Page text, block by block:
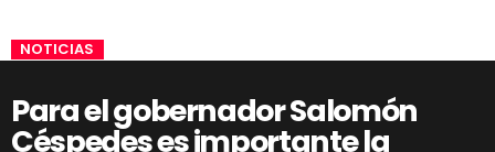
NOTICIAS
Para el gobernador Salomón
Céspedes es importante la